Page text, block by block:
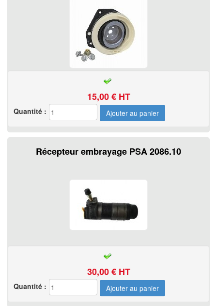
15,00€ HT
Quantité :
Récepteur embrayage PSA 2086.10
30,00€ HT
Quantité :